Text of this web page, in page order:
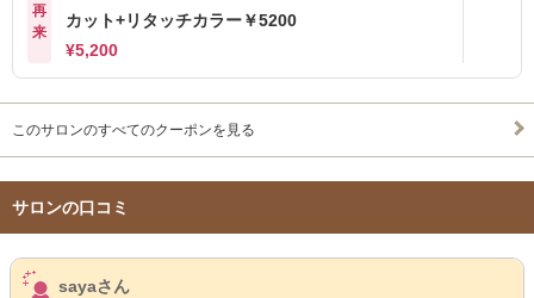
再
来
カット+リタッチカラー￥5200
¥5,200
このサロンのすべてのクーポンを見る
サロンの口コミ
サロンPick Up
sayaさん